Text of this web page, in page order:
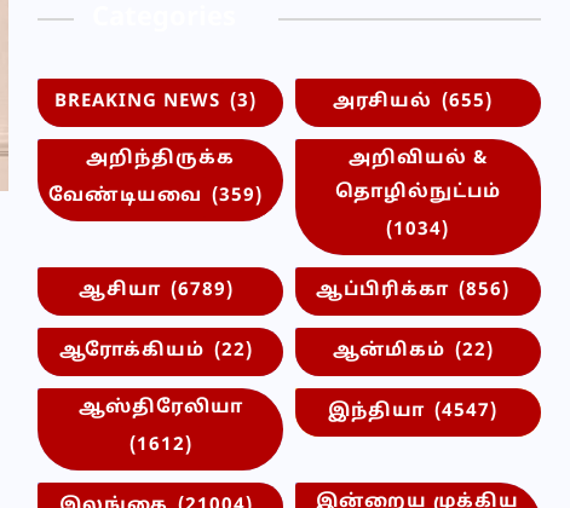
BREAKING NEWS (3) அரசியல் (655)
அறிந்திருக்க
வேண்டியவை (359)
அறிவியல் &
தொழில்நுட்பம்
(1034)
ஆசியா (6789) ஆப்பிரிக்கா (856)
ஆரோக்கியம் (22) ஆன்மிகம் (22)
ஆஸ்திரேலியா
(1612)
இந்தியா (4547)
இன்றைய முக்கிய